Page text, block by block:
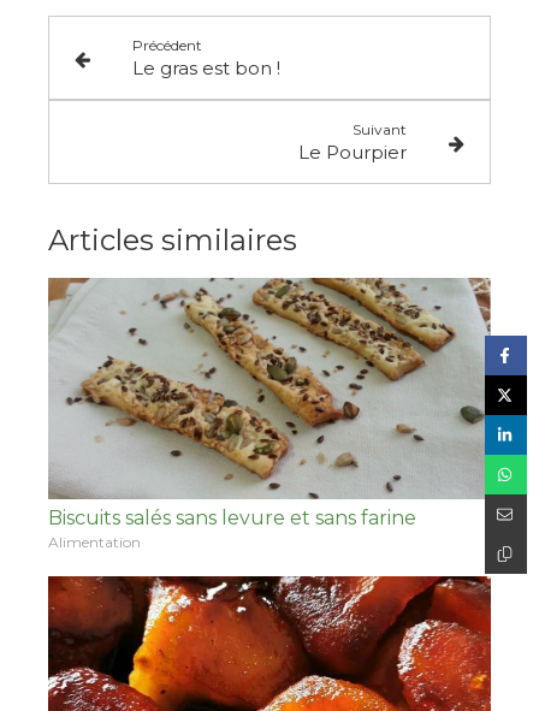
Précédent
Le gras est bon !
Suivant
Le Pourpier
Articles similaires
Biscuits salés sans levure et sans farine
Alimentation